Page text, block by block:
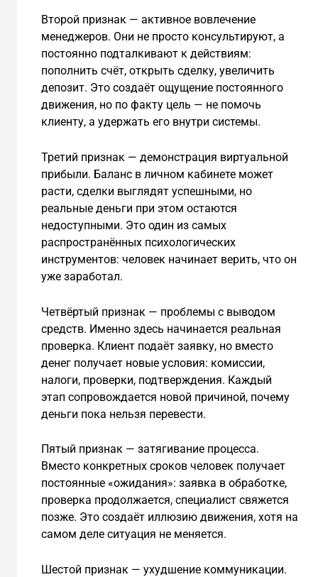
Второй признак — активное вовлечение
менеджеров. Они не просто консультируют, а
постоянно подталкивают к действиям:
пополнить счёт, открыть сделку, увеличить
депозит. Это создаёт ощущение постоянного
движения, но по факту цель — не помочь
клиенту, а удержать его внутри системы.
Третий признак — демонстрация виртуальной
прибыли. Баланс в личном кабинете может
расти, сделки выглядят успешными, но
реальные деньги при этом остаются
недоступными. Это один из самых
распространённых психологических
инструментов: человек начинает верить, что он
уже заработал.
Четвёртый признак — проблемы с выводом
средств. Именно здесь начинается реальная
проверка. Клиент подаёт заявку, но вместо
денег получает новые условия: комиссии,
налоги, проверки, подтверждения. Каждый
этап сопровождается новой причиной, почему
деньги пока нельзя перевести.
Пятый признак — затягивание процесса.
Вместо конкретных сроков человек получает
постоянные «ожидания»: заявка в обработке,
проверка продолжается, специалист свяжется
позже. Это создаёт иллюзию движения, хотя на
самом деле ситуация не меняется.
Шестой признак — ухудшение коммуникации.